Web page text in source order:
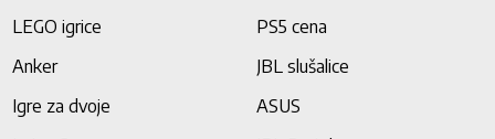
LEGO igrice
PS5 cena
Anker
JBL slušalice
Igre za dvoje
ASUS